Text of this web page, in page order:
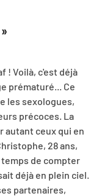
! Voilà, c'est déjà
prématuré... Ce
les sexologues,
précoces. La
autant ceux qui en
28 ans,
temps de compter
déjà en plein ciel.
partenaires,